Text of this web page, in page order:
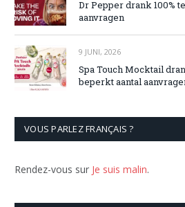
Dr Pepper drank 100%
aanvragen
9 JUNI, 2026
Spa Touch Mocktail
beperkt aantal
VOUS PARLEZ FRANÇAIS ?
Rendez-vous sur Je suis malin.